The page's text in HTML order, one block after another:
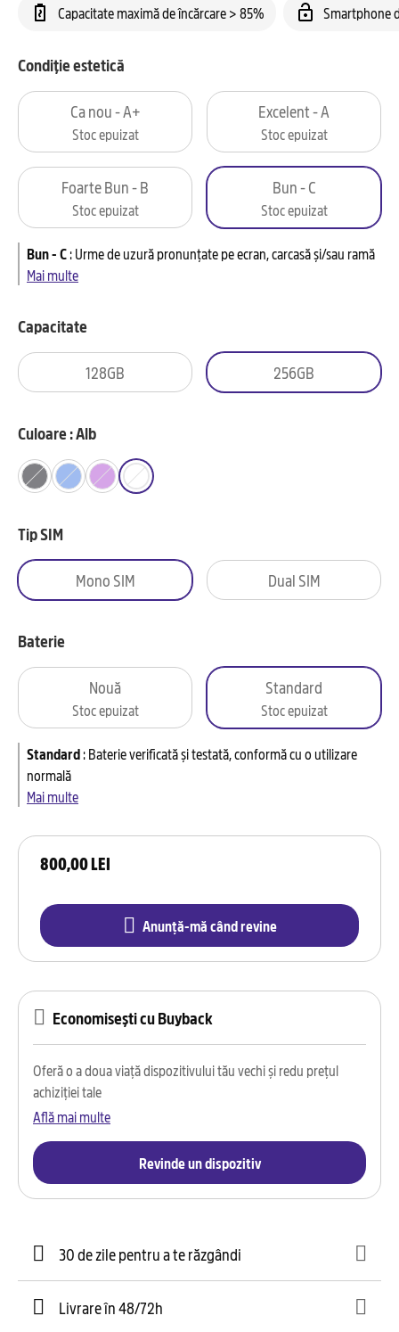
Capacitate maximă de încărcare > 85% Smartphone
800,00 LEI
Anunță-mă când revine
Condiție estetică
Ca nou - A+
Stoc epuizat
Excelent - A
Stoc epuizat
Foarte Bun - B
Stoc epuizat
Bun - C
Stoc epuizat
Bun - C:Urme de uzură pronunțate pe ecran, carcasă și/sau ramă
Mai multe
Capacitate
128GB 256GB
Culoare : Alb
Tip SIM
Mono SIM Dual SIM
Baterie
Nouă
Stoc epuizat
Standard
Stoc epuizat
Standard:Baterie verificată și testată, conformă cu o utilizare
normală
Mai multe
Economisești cu Buyback
Oferă o a doua viață dispozitivului tău vechi și redu prețul
achiziției tale
Află mai multe
Revinde un dispozitiv
30 de zile pentru a te răzgândi
Livrare în 48/72h